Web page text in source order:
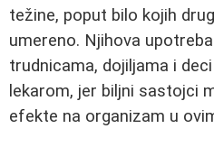
težine, poput bilo kojih
umereno. Njihova
trudnicama, dojiljama i
lekarom, jer biljni sastojci
efekte na organizam u